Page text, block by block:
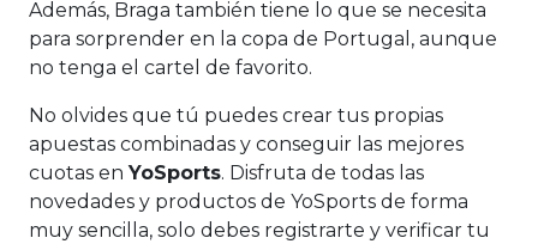
Además, Braga también tiene lo que se necesita
para sorprender en la copa de Portugal, aunque
no tenga el cartel de favorito.
No olvides que tú puedes crear tus propias
apuestas combinadas y conseguir las mejores
cuotas en YoSports. Disfruta de todas las
novedades y productos de YoSports de forma
muy sencilla, solo debes registrarte y verificar tu